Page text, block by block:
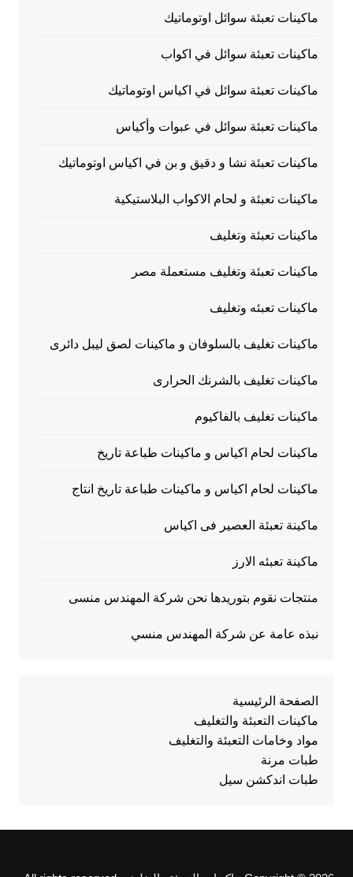
ماكينات تعبئة سوائل اوتوماتيك
ماكينات تعبئة سوائل في اكواب
ماكينات تعبئة سوائل في اكياس اوتوماتيك
ماكينات تعبئة سوائل في عبوات وأكياس
ماكينات تعبئة نشا و دقيق و بن في اكياس اوتوماتيك
ماكينات تعبئة و لحام الاكواب البلاستيكية
ماكينات تعبئة وتغليف
ماكينات تعبئة وتغليف مستعملة مصر
ماكينات تعبئه وتغليف
ماكينات تغليف بالسلوفان و ماكينات لصق ليبل دائرى
ماكينات تغليف بالشرنك الحرارى
ماكينات تغليف بالفاكيوم
ماكينات لحام اكياس و ماكينات طباعة تاريخ
ماكينات لحام اكياس و ماكينات طباعة تاريخ انتاج
ماكينة تعبئة العصير فى اكياس
ماكينة تعبئه الارز
منتجات نقوم بتوريدها نحن شركة المهندس منسى
نبذه عامة عن شركة المهندس منسي
الصفحة الرئيسية
ماكينات التعبئة والتغليف
مواد وخامات التعبئة والتغليف
طبات مرنة
طبات اندكشن سيل